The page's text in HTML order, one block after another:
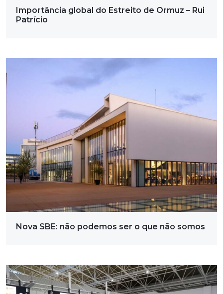
Importância global do Estreito de Ormuz – Rui
Patrício
Nova SBE: não podemos ser o que não somos